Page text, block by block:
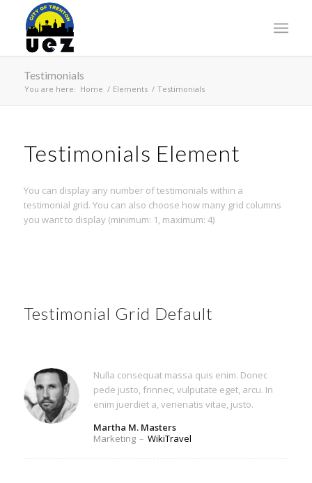
Testimonials
You are here: Home / Elements / Testimonials
Testimonials Element
You can display any number of testimonials within a
testimonial grid. You can also choose how many grid columns
you want to display (minimum: 1, maximum: 4)
Testimonial Grid Default
Nulla consequat massa quis enim. Donec
pede justo, frinnec, vulputate eget, arcu. In
enim juerdiet a, venenatis vitae, justo.
Martha M. Masters
Marketing – WikiTravel